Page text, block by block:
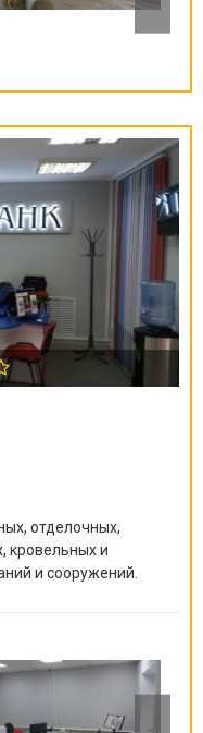
отделочных,
, кровельных и
и сооружений.